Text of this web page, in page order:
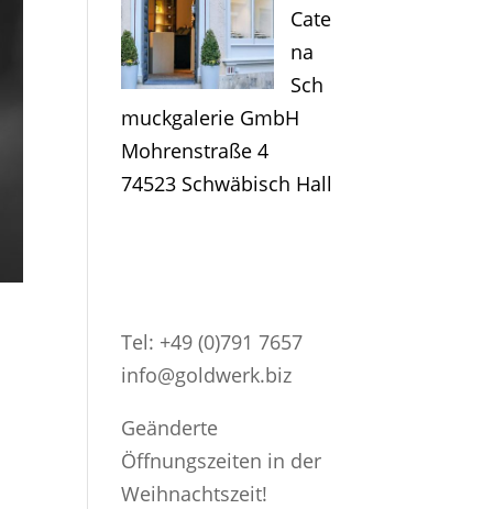
Cate
na
Sch
muckgalerie GmbH
Mohrenstraße 4
74523 Schwäbisch Hall
Tel: +49 (0)791 7657
info@goldwerk.biz
Geänderte
Öffnungszeiten in der
Weihnachtszeit!